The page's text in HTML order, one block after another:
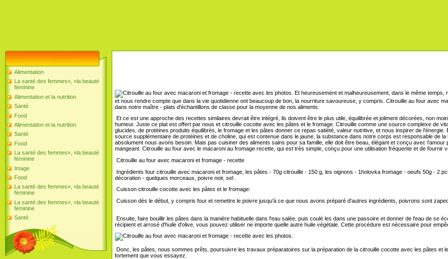
Alimentation
La santé des femmes», «la beauté
féminine
Alimentation et la nutrition
Santé
Food
Alimentation et la nutrition
Santé
Food
La santé des femmes», «la beauté
féminine
Image
Food
La santé des femmes», «la beauté
féminine
La santé des femmes», «la beauté
féminine
Santé
Et heureusement et malheureusement, dans le même
et nous rendre compte que dans la vie quotidienne ont beaucoup de bon, la nourriture savoureuse, y compris. Citrouille au four avec
dans notre maître - plats d'échantillons de classe pour la moyenne de nos aliments.
Et ce est une approche des recettes similaires devrait être intégré, ils doivent être le plus utile, équilibrée et joliment décorées, non
humeur. Juste ce plat est offert par nous et citrouille cocotte avec les pâtes et le fromage. Citrouille comme une source complexe de
glucides, de protéines produits équilibrés, le fromage et les pâtes donner ce repas satiété, valeur nutritive, et nous inspirer de
source supplémentaire de protéines et de choline, qui est contenue dans le jaune, la substance dans notre corps est responsable de
absolument nous avons besoin. Mais pas cuisiner des aliments sains pour sa famille, elle doit être beau, élégant et conçu avec l'amour
mangeant. Citrouille au four avec le macaroni au fromage recette, qui est très simple, conçu pour une utilisation fréquente et de fournir
Citrouille au four avec macaroni et fromage - recette
Ingrédients four citrouille avec macaroni et fromage, les pâtes - 70g citrouille - 150 g, les oignons - 1holovka fromage - oeufs 50g - 2
décoration - quelques morceaux, poivre noir, sel .
Cuisson citrouille cocotte avec les pâtes et le fromage:
Cuisson dès le début, y compris four et remettre le poivre jusqu'à ce que nous avons préparé d'autres ingrédients, poivrons sont
Ensuite, faire bouillir les pâtes dans la manière habituelle dans l'eau salée, puis coulé les dans une passoire et donner de l'eau de se
récipient et arrosé d'huile d'olive, vous pouvez utiliser ne importe quelle autre huile végétale. Cette procédure est nécessaire pour
Donc, les pâtes, nous sommes prêts, poursuivre les travaux préparatoires sur la préparation de la citrouille cocotte avec les pâtes et
fortement que vous essayez.